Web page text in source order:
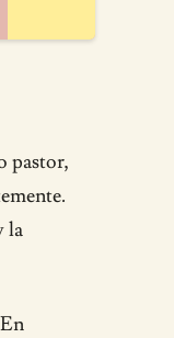
pastor,
la